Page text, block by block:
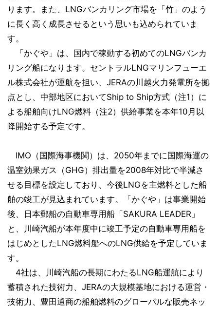
ります。また、LNGバンカリング市場を「竹」のよう
に長く高く成長させるという思いも込められていま
す。
「かぐや」は、国内で稼動する初めてのLNGバンカ
リング船になります。セントラルLNGマリンフューエ
ル株式会社が運航を担い、JERAの川越火力発電所を拠
点とし、中部地区においてShip to Ship方式（注1）に
よる船舶向けLNG燃料（注2）供給事業を本年10月以
降開始する予定です。
IMO（国際海事機関）は、2050年までに国際海運の
温室効果ガス（GHG）排出量を2008年対比で半減さ
せる目標を設定しており、今後LNGを主燃料とした船
舶の竣工が見込まれています。「かぐや」は事業開始
後、日本郵船の自動車専用船「SAKURA LEADER」
と、川崎汽船が本年度中に竣工予定の自動車専用船を
はじめとしたLNG燃料船へのLNG供給を予定していま
す。
4社は、川崎汽船の長期にわたるLNG船運航により
蓄積された技術力、JERAの大規模基地における運営・
技術力、豊田通商の船舶燃料のグローバルな販売ネッ